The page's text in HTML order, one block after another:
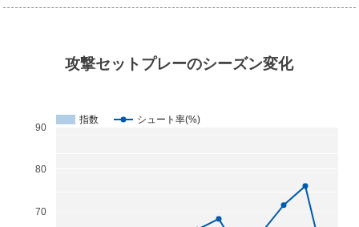
攻撃セットプレーのシーズン変化
指数 シュート率(%)
70
80
90